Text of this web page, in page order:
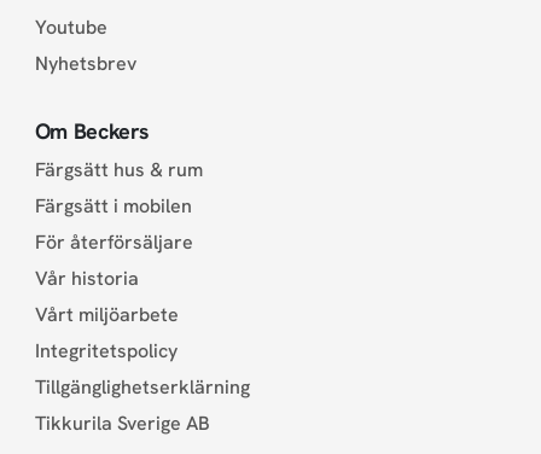
Youtube
Nyhetsbrev
Om Beckers
Färgsätt hus & rum
Färgsätt i mobilen
För återförsäljare
Vår historia
Vårt miljöarbete
Integritetspolicy
Tillgänglighetserklärning
Tikkurila Sverige AB